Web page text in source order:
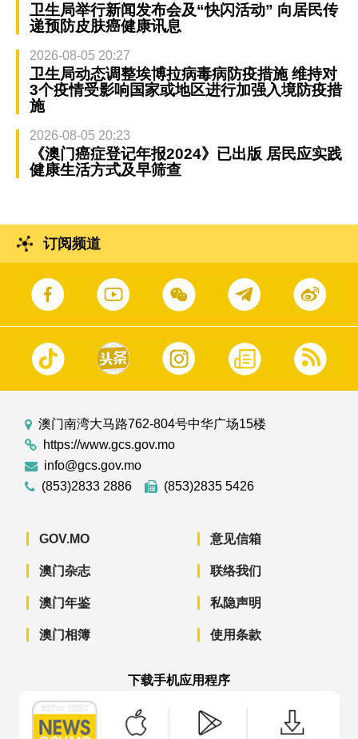
卫生局举行新闻发布会及“快闪活动” 向居民传
递预防皮肤癌健康讯息
2026-08-05 20:27
卫生局动态调整埃博拉病毒病防疫措施 维持对
3个疫情受影响国家或地区进行加强入境防疫措
施
2026-08-05 20:23
《澳门癌症登记年报2024》已出版 居民应实践
健康生活方式及早筛查
订阅频道
澳门南湾大马路762-804号中华广场15楼
https://www.gcs.gov.mo
info@gcs.gov.mo
(853)2833 2886
(853)2835 5426
GOV.MO
澳门杂志
澳门年鉴
澳门相簿
意见信箱
联络我们
私隐声明
使用条款
下载手机应用程序